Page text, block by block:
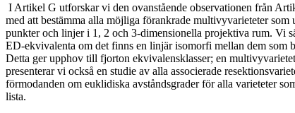
I Artikel G utforskar vi den ovanstående observationen från
med att bestämma alla möjliga förankrade multivyvarieteter som
punkter och linjer i 1, 2 och 3-dimensionella projektiva rum. Vi
ED-ekvivalenta om det finns en linjär isomorfi mellan dem som
Detta ger upphov till fjorton ekvivalensklasser; en
presenterar vi också en studie av alla associerade
förmodanden om euklidiska avståndsgrader för alla varieteter
lista.